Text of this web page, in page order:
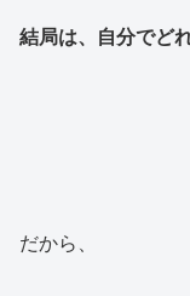
結局は、自分でど
だから、